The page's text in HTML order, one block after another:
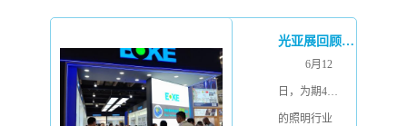
电所2座。
初心，砥砺
前行，对产
品专研技术
的持续投
营，6号线正
式开通当
日，苏州地
铁全线网客
光亚展回顾 I BOKE凭借专业性与创新力，在展会中备受瞩目。
6月12
日，为期4天
的照明行业